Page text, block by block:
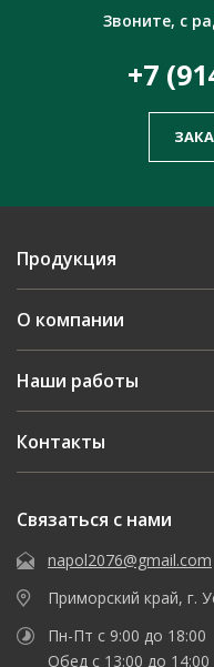
Звоните, с
+7
Продукция
О компании
Наши работы
Контакты
Связаться с нами
napol2076@gmail.com
Приморский край, г.
Пн-Пт с 9:00 до 18:00
Обед с 13:00 до 14:00